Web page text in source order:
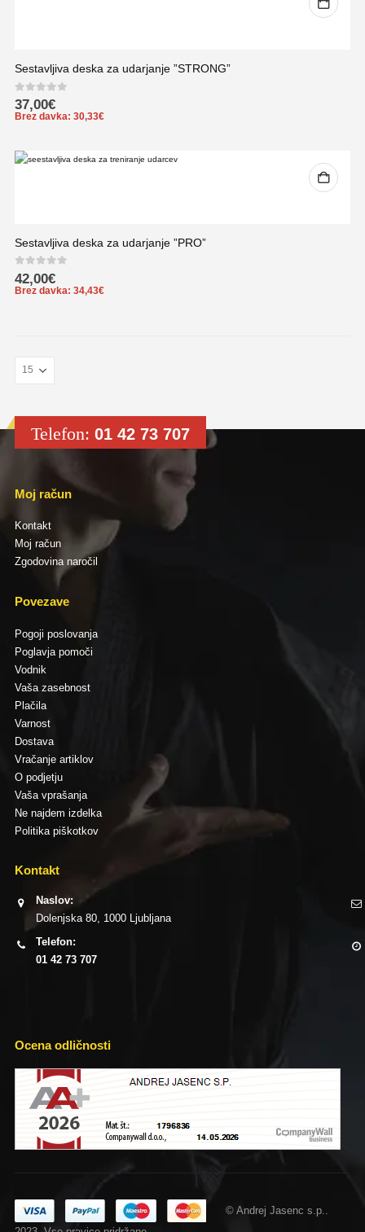
Sestavljiva deska za udarjanje ”STRONG”
0out of 5
37,00€
Brez davka: 30,33€
Sestavljiva deska za udarjanje ”PRO”
0out of 5
42,00€
Brez davka: 34,43€
Telefon: 01 42 73 707
Moj račun
Kontakt
Moj račun
Zgodovina naročil
Povezave
Pogoji poslovanja
Poglavja pomoči
Vodnik
Vaša zasebnost
Plačila
Varnost
Dostava
Vračanje artiklov
O podjetju
Vaša vprašanja
Ne najdem izdelka
Politika piškotkov
Kontakt
Naslov:
Dolenjska 80, 1000 Ljubljana
Telefon:
01 42 73 707
Ocena odličnosti
© Andrej Jasenc s.p..